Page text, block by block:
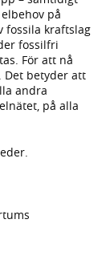
på
fossila kraftslag
fossilfri
För att nå
Det betyder att
andra
på alla